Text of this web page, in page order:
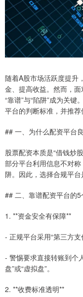
随着A股市场活跃度提升
金、提高收益。然而，
“靠谱”与“陷阱”成为关
平台的判断标准，并推荐
## 一、为什么配资平台
股票配资本质是“借钱炒
部分平台利用信息不对
阱。因此，选择合规平台
## 二、靠谱配资平台的5
1. **资金安全有保障**
- 正规平台采用“第三方支
- 警惕要求直接转账到个
盘”或“虚拟盘”。
2. **收费标准透明**